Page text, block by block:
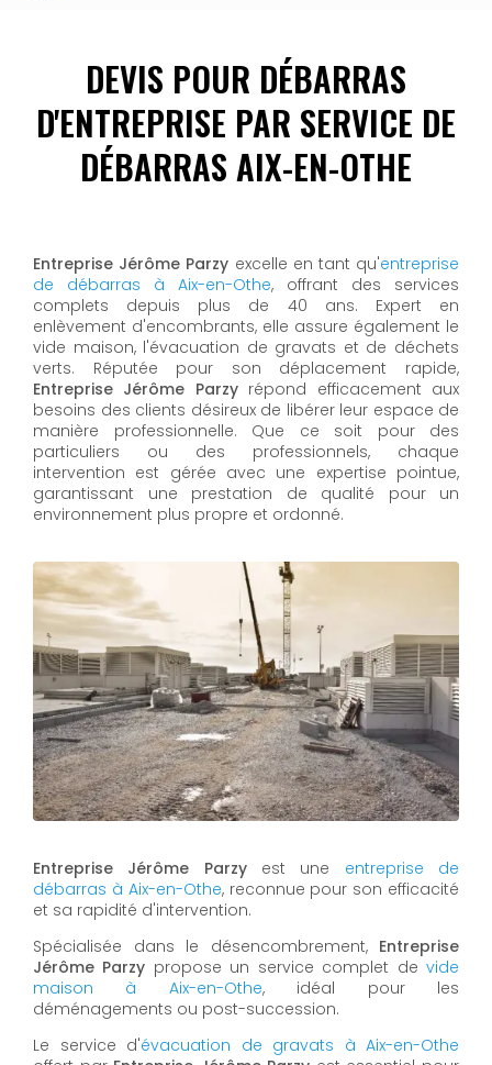
DEVIS POUR DÉBARRAS
D'ENTREPRISE PAR SERVICE DE
DÉBARRAS AIX-EN-OTHE
Entreprise Jérôme Parzy excelle en tant qu'entreprise
de débarras à Aix-en-Othe, offrant des services
complets depuis plus de 40 ans. Expert en
enlèvement d'encombrants, elle assure également le
vide maison, l'évacuation de gravats et de déchets
verts. Réputée pour son déplacement rapide,
Entreprise Jérôme Parzyrépond efficacement aux
besoins des clients désireux de libérer leur espace de
manière professionnelle. Que ce soit pour des
particuliers ou des professionnels, chaque
intervention est gérée avec une expertise pointue,
garantissant une prestation de qualité pour un
environnement plus propre et ordonné.
Entreprise Jérôme Parzyest une entreprise de
débarras à Aix-en-Othe, reconnue pour son efficacité
et sa rapidité d'intervention.
Spécialisée dans le désencombrement, Entreprise
Jérôme Parzy propose un service complet devide
maison à Aix-en-Othe, idéal pour les
déménagements ou post-succession.
Le service d'évacuation de gravats à Aix-en-Othe